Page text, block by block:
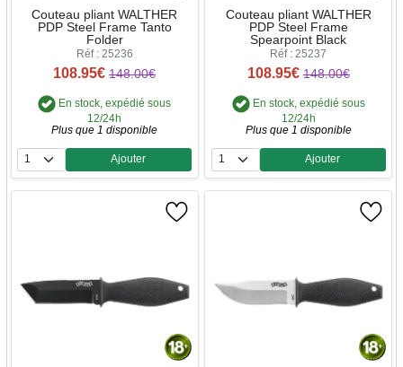
Couteau pliant WALTHER
PDP Steel Frame Tanto
Folder
Réf : 25236
108.95€ 148.00€
En stock, expédié sous
12/24h
Plus que 1 disponible
Quantité
Ajouter
Couteau pliant WALTHER
PDP Steel Frame
Spearpoint Black
Réf : 25237
108.95€ 148.00€
En stock, expédié sous
12/24h
Plus que 1 disponible
Quantité
Ajouter